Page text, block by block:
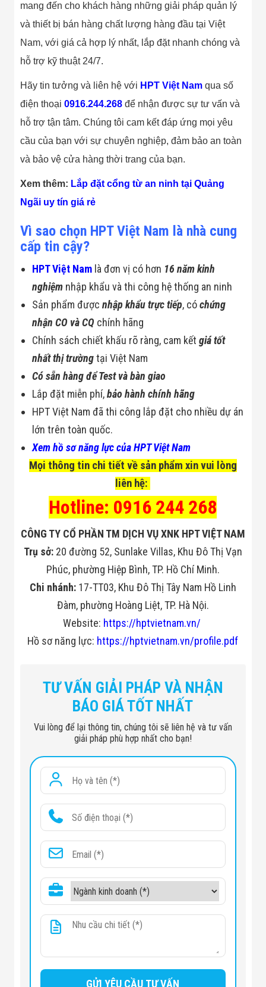
Thị
Máy Đếm
Người
Máy Dò Tìm
Camera Đo
Thân Nhiệt
THIẾT BỊ
CHUYÊN
Máy Dò Tạp
Tương Tác
Màn Hình LED
Máy X-Ray
Thực Phẩm
Nghiệp
Thiết Bị Công
Nghệ Cao
Ống Nhòm
Chuyên Dụng
Căng - Sức
Nén
Phẩm
Máy Kiểm Tra
Flycam
Robot Tự Hành
THIẾT BỊ KIỂM
SOÁT RA VÀO
Cổng Dò Kim
Loại
Máy Soi Hành
Lý (X-Ray)
Cổng Phân Làn
Tự Động
Nhận Diện
Hệ Thống Điện
Ngành
Thiết Bị Ngành
Thực Phẩm
Matrixcope
Công Nghiệp
Thiết Bị Ngành
Thiết Bị Ngành
Thủy Sản
Giày Da, Túi
Thủy Sản
Thực Phẩm
Dự Án Ngành
Siêu Thị - Ngân
Hàng
Dự Án Ngành
Dự Án Ngành
Điện Tử
Dự Án Ngành
mang đến cho khách hàng những giải pháp quản lý
và thiết bị bán hàng chất lượng hàng đầu tại Việt
Nam, với giá cả hợp lý nhất, lắp đặt nhanh chóng và
hỗ trợ kỹ thuật 24/7.
Hãy tin tưởng và liên hệ với HPT Việt Nam qua số
điện thoại0916.244.268 để nhận được sự tư vấn và
hỗ trợ tận tâm. Chúng tôi cam kết đáp ứng mọi yêu
cầu của bạn với sự chuyên nghiệp, đảm bảo an toàn
và bảo vệ cửa hàng thời trang của bạn.
Xem thêm: Lắp đặt cổng từ an ninh tại Quảng
Ngãi uy tín giá rẻ
Vì sao chọn HPT Việt Nam là nhà cung
cấp tin cậy?
HPT Việt Nam là đơn vị có hơn 16 năm kinh
nghiệm nhập khẩu và thi công hệ thống an ninh
Sản phẩm đượcnhập khẩu trực tiếp, cóchứng
nhận CO và CQ chính hãng
Chính sách chiết khấu rõ ràng, cam kếtgiá tốt
nhất thị trườngtại Việt Nam
Có sẵn hàng để Test và bàn giao
Lắp đặt miễn phí,bảo hành chính hãng
HPT Việt Nam đã thi công lắp đặt cho nhiều dự án
lớn trên toàn quốc.
Xem hồ sơ năng lực của HPT Việt Nam
Mọi thông tin chi tiết về sản phẩm xin vui lòng
liên hệ:
Hotline: 0916 244 268
CÔNG TY CỔ PHẦN TM DỊCH VỤ XNK HPT VIỆT NAM
Trụ sở: 20 đường 52, Sunlake Villas, Khu Đô Thị Vạn
Phúc, phường Hiệp Bình, TP. Hồ Chí Minh.
Chi nhánh:17-TT03, Khu Đô Thị Tây Nam Hồ Linh
Đàm, phường Hoàng Liệt, TP. Hà Nội.
Website: https://hptvietnam.vn/
Hồ sơ năng lực: https://hptvietnam.vn/profile.pdf
TƯ VẤN GIẢI PHÁP VÀ NHẬN
BÁO GIÁ TỐT NHẤT
Vui lòng để lại thông tin, chúng tôi sẽ liên hệ và tư vấn
giải pháp phù hợp nhất cho bạn!